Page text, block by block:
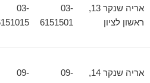
אריה שנקר 13,
ראשון לציון
03-
6151501
03-
6151015
אריה שנקר 14,
09-
09-